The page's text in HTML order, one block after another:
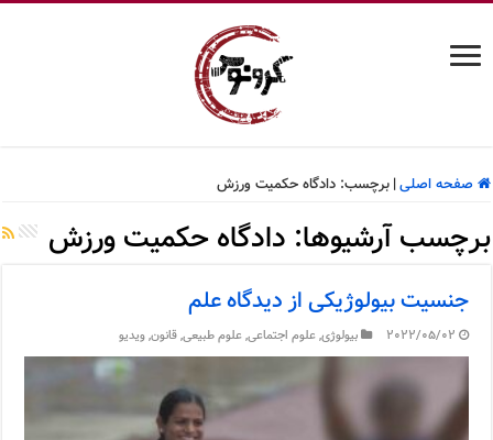
صفحه اصلی| برچسب:دادگاه حکمیت ورزش
برچسب آرشیوها: دادگاه حکمیت ورزش
جنسیت بیولوژیکی از دیدگاه علم
2022/05/02 بیولوژی,علوم اجتماعی,علوم طبیعی,قانون,ویدیو